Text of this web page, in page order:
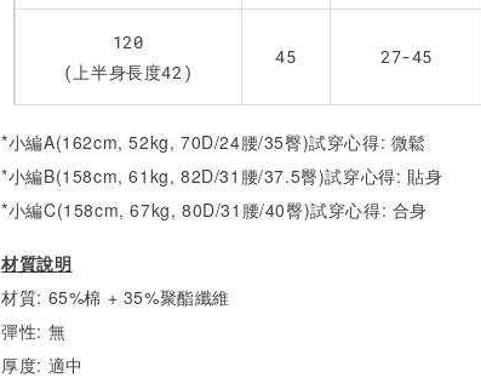
120
(上半身長度42)
45 27-45
*小編A(162cm, 52kg, 70D/24腰/35臀)試穿心得: 微鬆
*小編B(158cm, 61kg, 82D/31腰/37.5臀)試穿心得: 貼身
*小編C(158cm, 67kg, 80D/31腰/40臀)試穿心得: 合身
材質說明
材質: 65%棉 + 35%聚酯纖維
彈性: 無
厚度: 適中